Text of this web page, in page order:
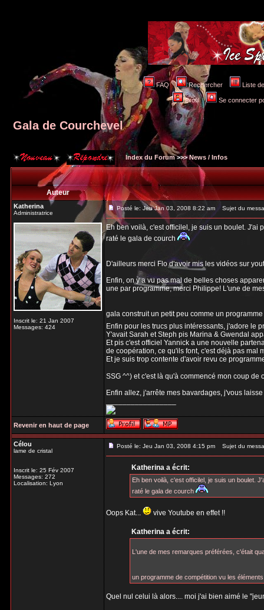
FAQ Rechercher Liste
Profil Se connecter
Gala de Courchevel
Index du Forum>>>News / Infos
Auteur
Katherina
Administratrice
Inscrit le: 21 Jan 2007
Messages: 424
Posté le: Jeu Jan 03, 2008 8:22 am Sujet du
Eh ben voilà, c'est officilel, je suis un boulet. J'ai
raté le gala de courch
D'ailleurs merci Flo d'avoir mis les vidéos sur
Enfin, on y a vu pas mal de belles choses
une par programme, merci Philippe! L'une de
gala construit un petit peu comme un
Enfin pour les trucs plus intéressants, j'adore le
Y'avait Sarah et Steph pis Marina & Gwendal
Et pis c'est officiel Yannick a une nouvelle
de coopération, ce qu'ils font, c'est déjà pas mal
Et je suis trop contente d'avoir revu ce
SSG ^^) et c'est là qu'à commencé mon coup de
Enfin allez, j'arrête mes bavardages, j'vous
_________________
Revenir en haut de page
Célou
lame de cristal
Inscrit le: 25 Fév 2007
Messages: 272
Localisation: Lyon
Posté le: Jeu Jan 03, 2008 4:15 pm Sujet du
Katherina a écrit:
Eh ben voilà, c'est officilel, je suis un boulet.
raté le gala de courch
Oops Kat... vive Youtube en effet !!
Katherina a écrit:
L'une de mes remarques préférées, c'était
un programme de compétition vu les
Quel nul celui là alors.... moi j'ai bien aimé le